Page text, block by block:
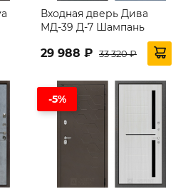
Входная дверь Дива
МД-39 Д-7 Шампань
29 988 ₽ 33 320 ₽
-5%